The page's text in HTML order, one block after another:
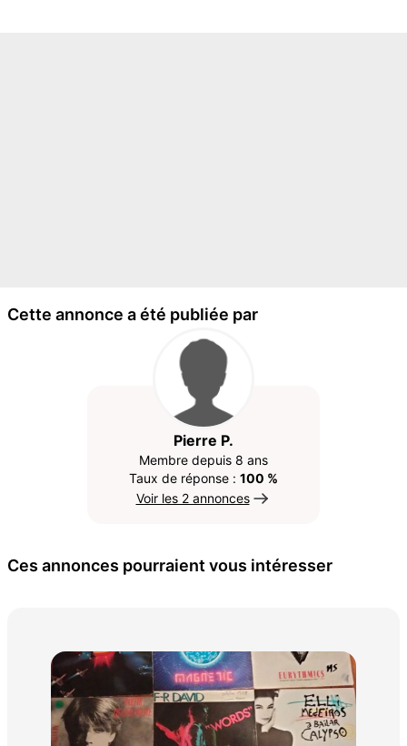
Cette annonce a été publiée par
Pierre P.
Membre depuis 8 ans
Taux de réponse : 100 %
Voir les 2 annonces
Ces annonces pourraient vous intéresser